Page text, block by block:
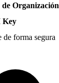
Organización
Key
de forma segura